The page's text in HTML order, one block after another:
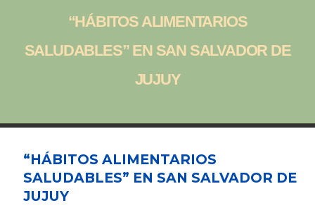
“HÁBITOS ALIMENTARIOS
SALUDABLES” EN SAN SALVADOR DE
JUJUY
“HÁBITOS ALIMENTARIOS
SALUDABLES” EN SAN SALVADOR DE
JUJUY